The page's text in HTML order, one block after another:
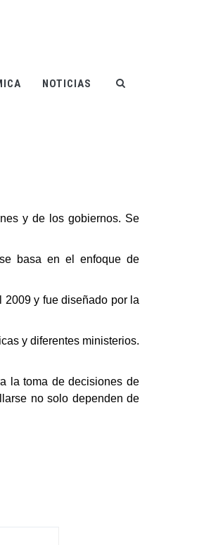
NOTICIAS
y de los gobiernos. Se
basa en el enfoque de
y fue diseñado por la
y diferentes ministerios.
la toma de decisiones de
no solo dependen de